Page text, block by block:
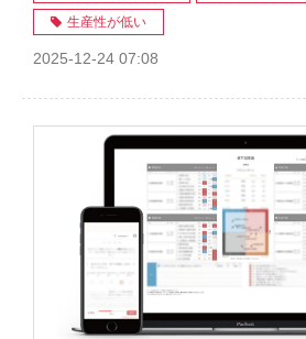
生産性が低い
2025-12-24 07:08